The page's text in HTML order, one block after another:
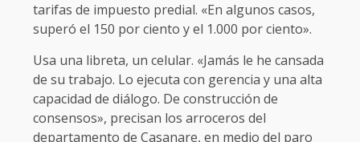
tarifas de impuesto predial. «En algunos casos,
superó el 150 por ciento y el 1.000 por ciento».
Usa una libreta, un celular. «Jamás le he cansada
de su trabajo. Lo ejecuta con gerencia y una alta
capacidad de diálogo. De construcción de
consensos», precisan los arroceros del
departamento de Casanare, en medio del paro